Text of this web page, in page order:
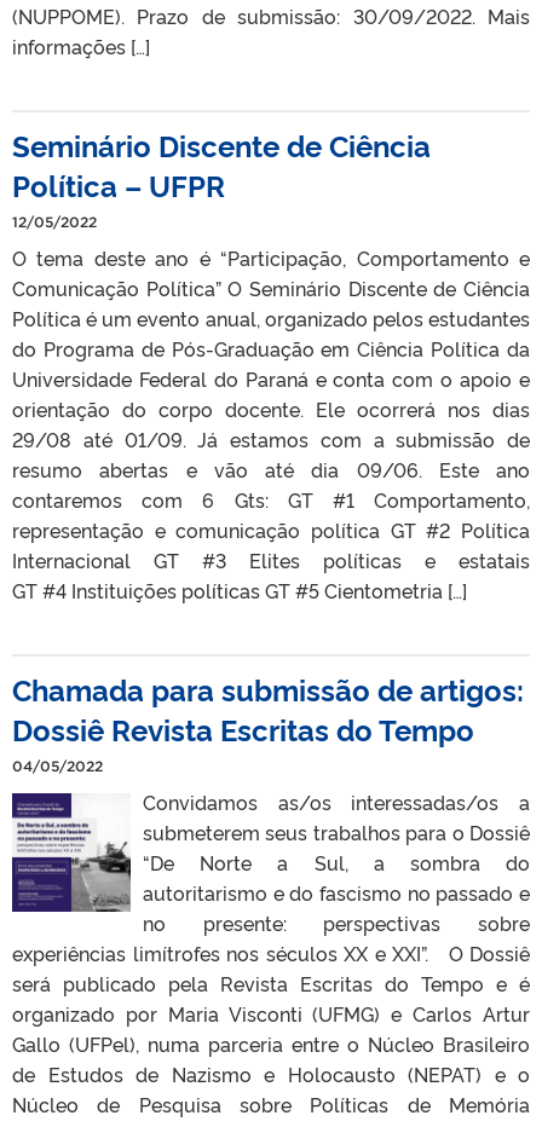
(NUPPOME). Prazo de submissão: 30/09/2022. Mais
informações […]
Seminário Discente de Ciência
Política – UFPR
12/05/2022
O tema deste ano é “Participação, Comportamento e
Comunicação Política” O Seminário Discente de Ciência
Política é um evento anual, organizado pelos estudantes
do Programa de Pós-Graduação em Ciência Política da
Universidade Federal do Paraná e conta com o apoio e
orientação do corpo docente. Ele ocorrerá nos dias
29/08 até 01/09. Já estamos com a submissão de
resumo abertas e vão até dia 09/06. Este ano
contaremos com 6 Gts: GT #1 Comportamento,
representação e comunicação política GT #2 Política
Internacional GT #3 Elites políticas e estatais
GT #4 Instituições políticas GT #5 Cientometria […]
Chamada para submissão de artigos:
Dossiê Revista Escritas do Tempo
04/05/2022
Convidamos as/os interessadas/os a
submeterem seus trabalhos para o Dossiê
“De Norte a Sul, a sombra do
autoritarismo e do fascismo no passado e
no presente: perspectivas sobre
experiências limítrofes nos séculos XX e XXI”. O Dossiê
será publicado pela Revista Escritas do Tempo e é
organizado por Maria Visconti (UFMG) e Carlos Artur
Gallo (UFPel), numa parceria entre o Núcleo Brasileiro
de Estudos de Nazismo e Holocausto (NEPAT) e o
Núcleo de Pesquisa sobre Políticas de Memória